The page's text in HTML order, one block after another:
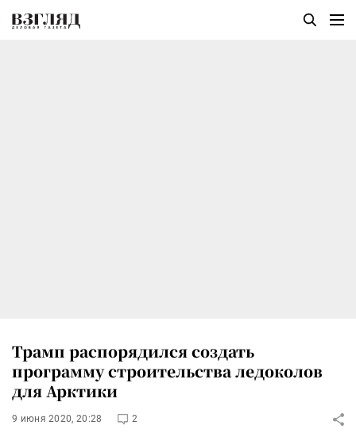
Трамп распорядился создать
программу строительства ледоколов
для Арктики
9 июня 2020, 20:28 2